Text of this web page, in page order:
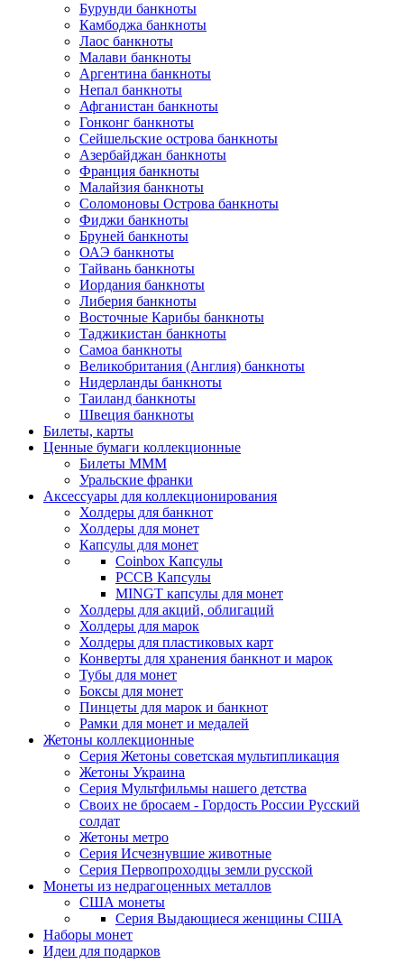
Бурунди банкноты
Камбоджа банкноты
Лаос банкноты
Малави банкноты
Аргентина банкноты
Непал банкноты
Афганистан банкноты
Гонконг банкноты
Сейшельские острова банкноты
Азербайджан банкноты
Франция банкноты
Малайзия банкноты
Соломоновы Острова банкноты
Фиджи банкноты
Бруней банкноты
ОАЭ банкноты
Тайвань банкноты
Иордания банкноты
Либерия банкноты
Восточные Карибы банкноты
Таджикистан банкноты
Самоа банкноты
Великобритания (Англия) банкноты
Нидерланды банкноты
Таиланд банкноты
Швеция банкноты
Билеты, карты
Ценные бумаги коллекционные
Билеты МММ
Уральские франки
Аксессуары для коллекционирования
Холдеры для банкнот
Холдеры для монет
Капсулы для монет
Coinbox Капсулы
РССВ Капсулы
MINGT капсулы для монет
Холдеры для акций, облигаций
Холдеры для марок
Холдеры для пластиковых карт
Конверты для хранения банкнот и марок
Тубы для монет
Боксы для монет
Пинцеты для марок и банкнот
Рамки для монет и медалей
Жетоны коллекционные
Серия Жетоны советская мультипликация
Жетоны Украина
Серия Мультфильмы нашего детства
Своих не бросаем - Гордость России Русский
солдат
Жетоны метро
Серия Исчезнувшие животные
Серия Первопроходцы земли русской
Монеты из недрагоценных металлов
США монеты
Серия Выдающиеся женщины США
Наборы монет
Идеи для подарков